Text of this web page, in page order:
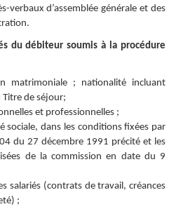
verbaux d’assemblée générale et des
du débiteur soumis à la procédure
matrimoniale ; nationalité incluant
Titre de séjour;
et professionnelles ;
sociale, dans les conditions fixées par
du 27 décembre 1991 précité et les
de la commission en date du 9
salariés (contrats de travail, créances
;